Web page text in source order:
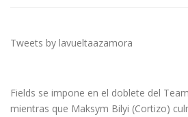
Tweets by lavueltaazamora
Fields se impone en el doblete del
mientras que Maksym Bilyi (Cortizo)